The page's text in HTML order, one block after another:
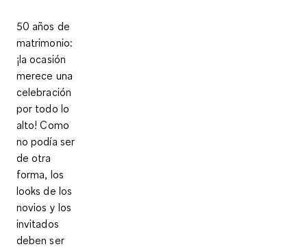
50 años de
matrimonio:
¡la ocasión
merece una
celebración
por todo lo
alto! Como
no podía ser
de otra
forma, los
looks de los
novios y los
invitados
deben ser